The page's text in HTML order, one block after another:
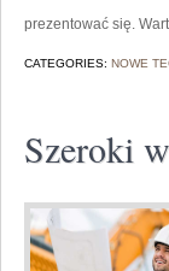
prezentować się.
CATEGORIES: NOWE
Szeroki